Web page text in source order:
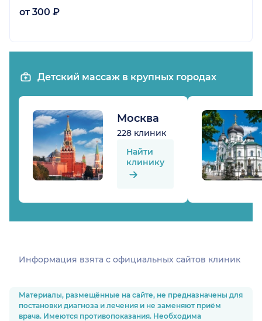
от 300 ₽
Детский массаж в крупных городах
Москва
228 клиник
Найти
клинику
Информация взята c официальных сайтов клиник
Материалы, размещённые на сайте, не предназначены для
постановки диагноза и лечения и не заменяют приём
врача. Имеются противопоказания. Необходима